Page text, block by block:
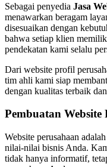
Sebagai penyedia Jasa
menawarkan beragam
disesuaikan dengan
bahwa setiap klien
pendekatan kami selalu
Dari website profil
tim ahli kami siap
dengan kualitas terbaik
Pembuatan
Website perusahaan
nilai-nilai bisnis Anda.
tidak hanya informatif,